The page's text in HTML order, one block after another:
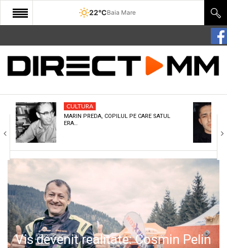
22°CBaia Mare
START
COMUNITATE
CULTURA
ECONOMIE
SANATATE
SPORT
SPECIAL
POLITIC
LIFE
CULTURA
MARIN PREDA, COPILUL PE CARE SATUL
ERA…
Vis devenit realitate: Cosmin Pelin